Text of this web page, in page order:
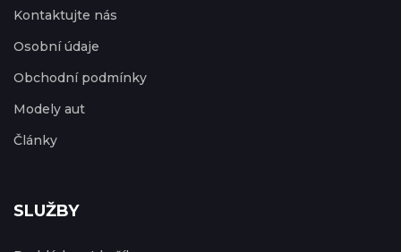
Kontaktujte nás
Osobní údaje
Obchodní podmínky
Modely aut
Články
SLUŽBY